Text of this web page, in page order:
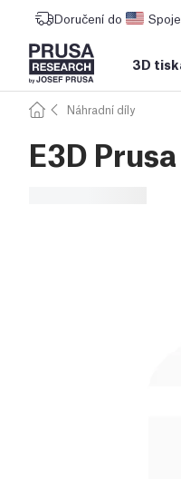
Doručení do
3D
Náhradní díly
E3D